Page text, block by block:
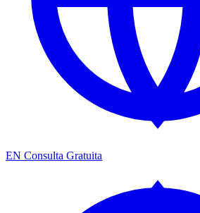
EN Consulta Gratuita